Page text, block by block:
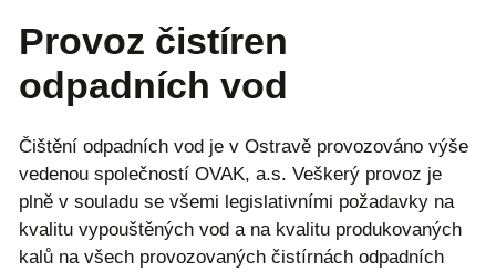
Provoz čistíren
odpadních vod
Čištění odpadních vod je v Ostravě provozováno výše
vedenou společností OVAK, a.s. Veškerý provoz je
plně v souladu se všemi legislativními požadavky na
kvalitu vypouštěných vod a na kvalitu produkovaných
kalů na všech provozovaných čistírnách odpadních